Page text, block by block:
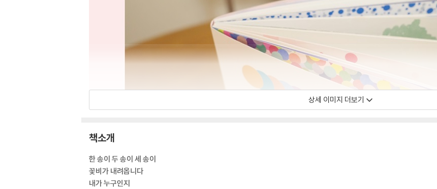
상세 이미지 더보기
책소개
한 송이 두 송이 세 송이
꽃비가 내려옵니다
내가 누구인지